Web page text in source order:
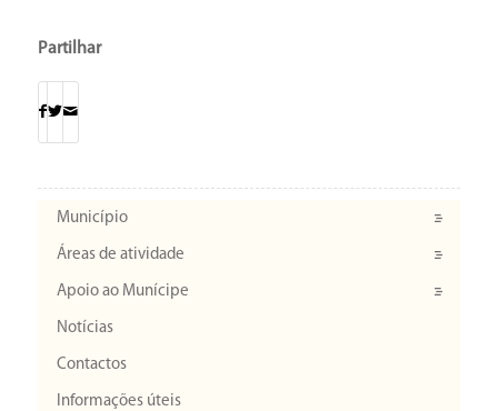
Partilhar
Município
Áreas de atividade
Apoio ao Munícipe
Notícias
Contactos
Informações úteis